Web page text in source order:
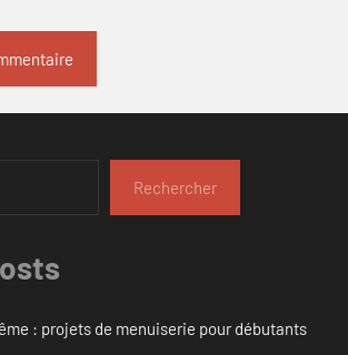
Rechercher
: projets de menuiserie pour débutants